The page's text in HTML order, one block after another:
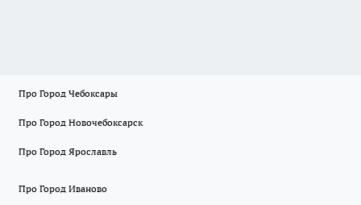
Про Город Чебоксары
Про Город Новочебоксарск
Про Город Ярославль
Про Город Иваново